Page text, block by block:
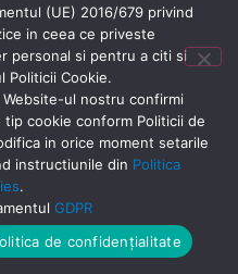
BAC
2026
(UE) 2016/679 privind
in ceea ce priveste
personal si pentru a citi si
Politicii Cookie.
ul nostru confirmi
cookie conform Politicii de
in orice moment setarile
instructiunile din Politica
.
GDPR
de confidențialitate